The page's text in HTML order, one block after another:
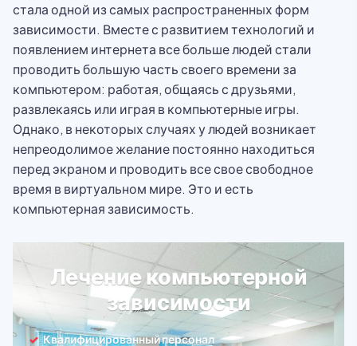
стала одной из самых распространенных форм
зависимости. Вместе с развитием технологий и
появлением интернета все больше людей стали
проводить большую часть своего времени за
компьютером: работая, общаясь с друзьями,
развлекаясь или играя в компьютерные игры.
Однако, в некоторых случаях у людей возникает
непреодолимое желание постоянно находиться
перед экраном и проводить все свое свободное
время в виртуальном мире. Это и есть
компьютерная зависимость.
Лечение компьютерной
зависимости
Квалифицированный персонал